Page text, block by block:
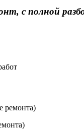
с полной
ремонта)